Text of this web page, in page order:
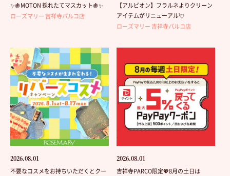
✨🍇MOTON 採れたてマスカット🍇✨
ローズマリー 吉祥寺パルコ店
【アルビオン】フラルネよりクリーン
アイテムがリニューアル💘
ローズマリー 吉祥寺パルコ店
2026.08.01
不要なコスメをお持ちいただくとクー
2026.08.01
吉祥寺PARCO限定💖8月の土日は